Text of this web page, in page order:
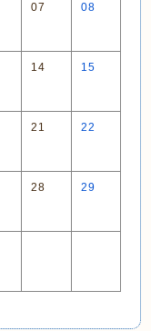
07 08
14 15
21 22
28 29